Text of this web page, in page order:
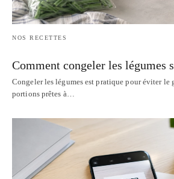
NOS RECETTES
Comment congeler les légumes
Congeler les légumes est pratique pour éviter le
portions prêtes à…